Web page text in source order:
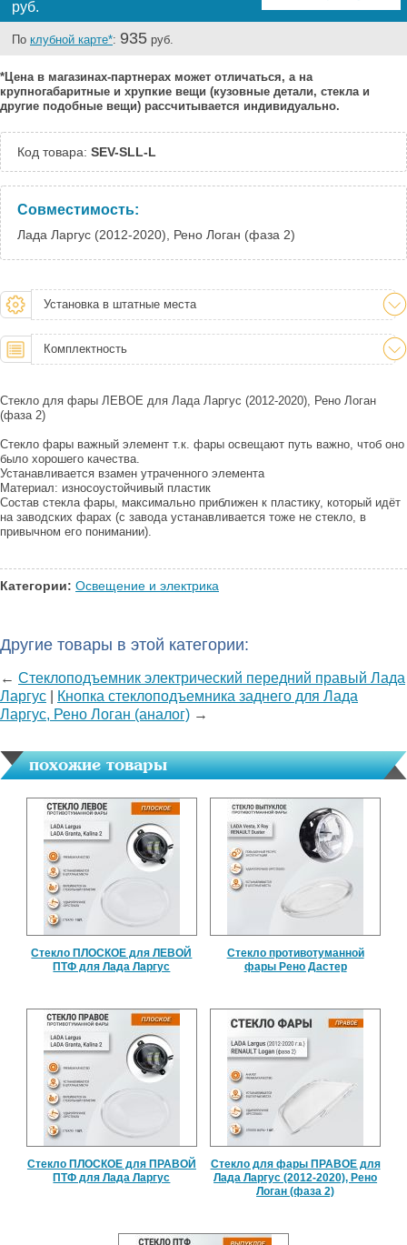
руб.
По клубной карте*: 935 руб.
*Цена в магазинах-партнерах может отличаться, а на
крупногабаритные и хрупкие вещи (кузовные детали, стекла и
другие подобные вещи) рассчитывается индивидуально.
Код товара: SEV-SLL-L
Совместимость:
Лада Ларгус (2012-2020), Рено Логан (фаза 2)
Установка в штатные места
Комплектность
Стекло для фары ЛЕВОЕ для Лада Ларгус (2012-2020), Рено Логан
(фаза 2)
Стекло фары важный элемент т.к. фары освещают путь важно, чтоб оно
было хорошего качества.
Устанавливается взамен утраченного элемента
Материал: износоустойчивый пластик
Состав стекла фары, максимально приближен к пластику, который идёт
на заводских фарах (с завода устанавливается тоже не стекло, в
привычном его понимании).
Категории: Освещение и электрика
Другие товары в этой категории:
← Стеклоподъемник электрический передний правый Лада
Ларгус
Кнопка стеклоподъемника заднего для Лада
Ларгус, Рено Логан (аналог) →
похожие товары
Стекло ПЛОСКОЕ для ЛЕВОЙ
ПТФ для Лада Ларгус
Стекло противотуманной
фары Рено Дастер
Стекло ПЛОСКОЕ для ПРАВОЙ
ПТФ для Лада Ларгус
Стекло для фары ПРАВОЕ для
Лада Ларгус (2012-2020), Рено
Логан (фаза 2)